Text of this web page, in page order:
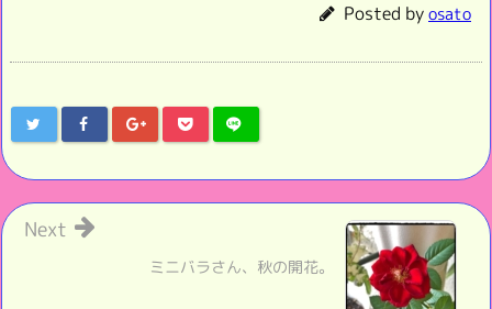
Posted byosato
ミニバラさん、秋の開花。
Next